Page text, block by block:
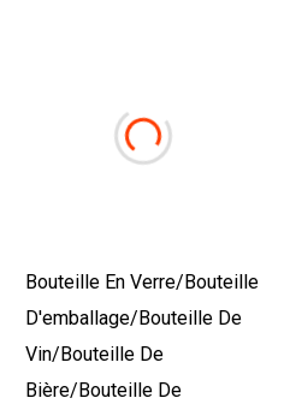
Bouteille En Verre/bouteille
D'emballage/bouteille De
Vin/bouteille De
Bière/bouteille De